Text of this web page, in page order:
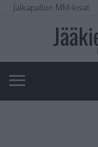
Jalkapallon MM-kisat